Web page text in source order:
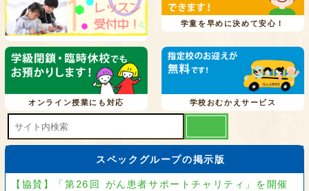
学童を早めに決めて安心！
オンライン授業にも対応 学校おむかえサービス
スペックグループの掲示版
【協賛】「第26回 がん患者サポートチャリティ」を開催